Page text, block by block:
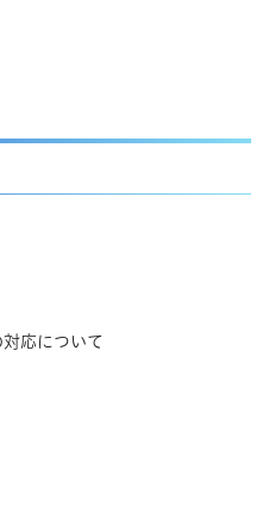
応について